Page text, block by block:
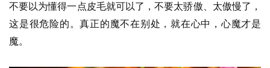
资
不要以为懂得一点皮毛就可以了，不要太骄傲、太傲慢了，
这是很危险的。真正的魔不在别处，就在心中，心魔才是
魔。